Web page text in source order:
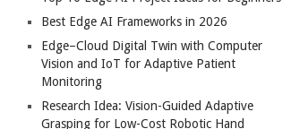
Best Edge AI Frameworks in 2026
Edge–Cloud Digital Twin with Computer
Vision and IoT for Adaptive Patient
Monitoring
Research Idea: Vision-Guided Adaptive
Grasping for Low-Cost Robotic Hand